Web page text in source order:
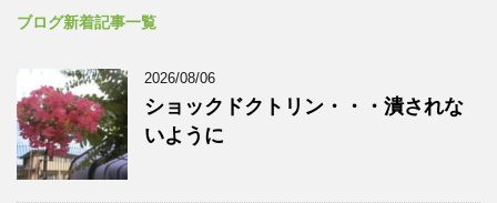
ブログ新着記事一覧
2026/08/06
ショックドクトリン・・・潰されな
いように